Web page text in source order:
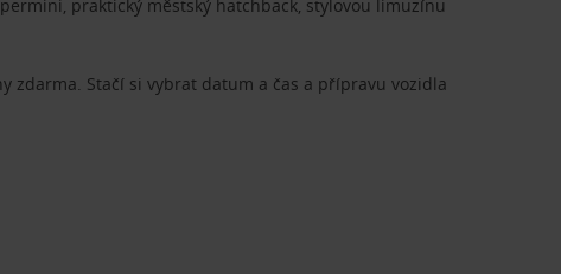
praktický městský hatchback, stylovou limuzínu
zdarma. Stačí si vybrat datum a čas a přípravu vozidla